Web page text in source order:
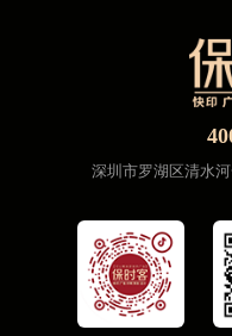
深圳市罗湖区清水